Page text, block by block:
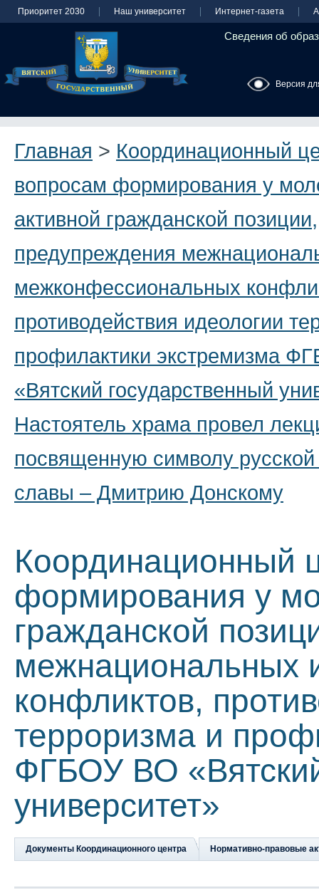
Приоритет 2030 Наш университет Интернет-газета
Сведения об
Версия
Главная > Координационный
вопросам формирования у
активной гражданской позиции,
предупреждения
межконфессиональных
противодействия идеологии
профилактики экстремизма
«Вятский государственный
Настоятель храма провел
посвященную символу русской
славы – Дмитрию Донскому
Координационный
формирования у
гражданской
межнациональных
конфликтов,
терроризма и
ФГБОУ ВО
университет»
Документы Координационного центра Нормативно-правовые